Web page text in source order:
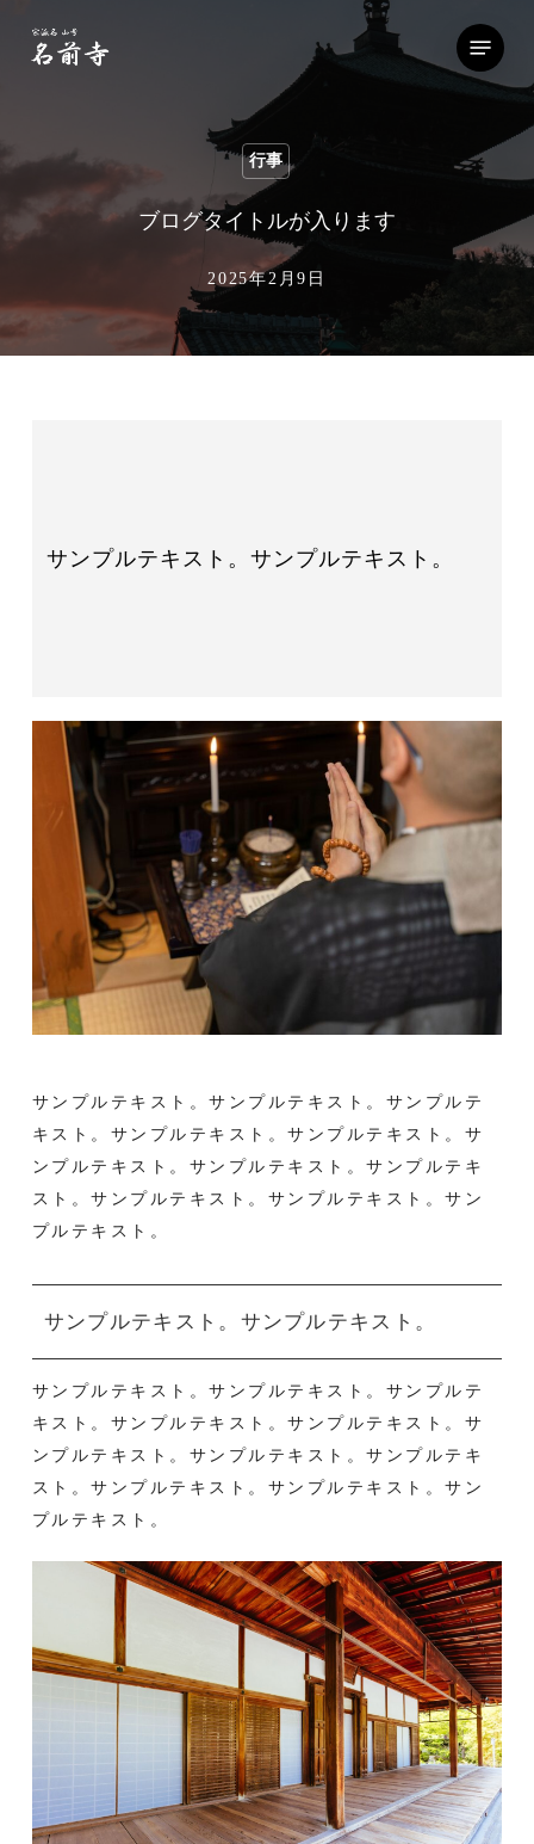
Menu
行事
ブログタイトルが入ります
2025年2月9日
サンプルテキスト。サンプルテキスト。
サンプルテキスト。サンプルテキスト。サンプルテ
キスト。サンプルテキスト。サンプルテキスト。サ
ンプルテキスト。サンプルテキスト。サンプルテキ
スト。サンプルテキスト。サンプルテキスト。サン
プルテキスト。
サンプルテキスト。サンプルテキスト。
サンプルテキスト。サンプルテキスト。サンプルテ
キスト。サンプルテキスト。サンプルテキスト。サ
ンプルテキスト。サンプルテキスト。サンプルテキ
スト。サンプルテキスト。サンプルテキスト。サン
プルテキスト。